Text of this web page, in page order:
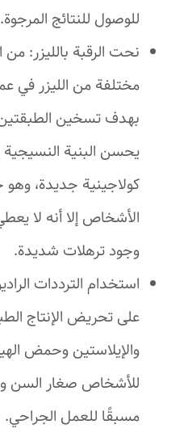
للوصول للنتائج المرجوة.
نحت الرقبة بالليزر:
مختلفة من الليزر في
بهدف تسخين الطبقتين
يحسن البنية النسيجية
كولاجينية جديدة،
الأشخاص إلا أنه لا
وجود ترهلات شديدة.
استخدام الترددات
على تحريض الإنتاج
والإيلاستين وحمض
للأشخاص صغار السن
مسبقًا للعمل الجراحي.